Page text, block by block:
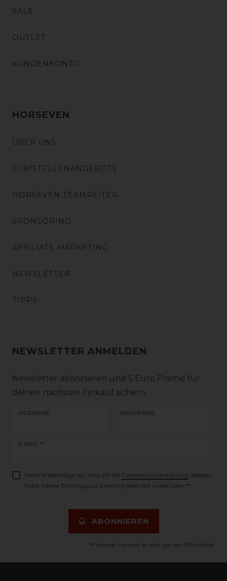
SALE
OUTLET
KUNDENKONTO
HORSEVEN
ÜBER UNS
JOB/STELLENANGEBOTE
HORSEVEN TEAMREITER
SPONSORING
AFFILIATE MARKETING
NEWSLETTER
TIPPS
NEWSLETTER ANMELDEN
Newsletter abonnieren und 5 Euro Prämie für
deinen nächsten Einkauf sichern
VORNAME NACHNAME
E-MAIL **
Newsletter
Hiermit bestätige ich, dass ich die Daten­schutz­erklärung gelesen
habe. Meine Einwilligung kann ich jederzeit widerrufen.**
ABONNIEREN
** Hierbei handelt es sich um ein Pflichtfeld.